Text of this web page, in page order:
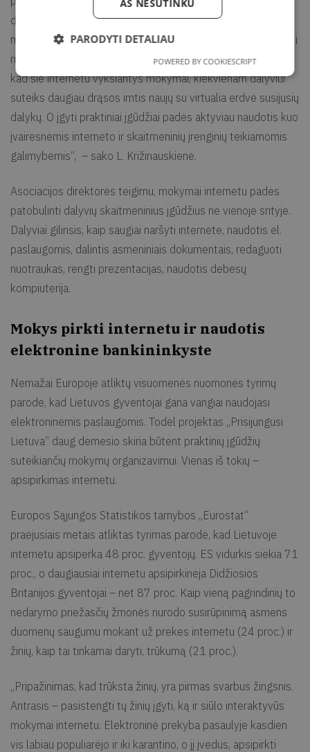
dalyviais bus rūpinamasi taip pat kaip tiesioginių mokymų
metu. Dalyviai matys lektorių ekrane, turės galimybę užduoti
rūpimų klausimų, bendrauti su kitais kursų dalyviais. Tikime,
kad šie internetu vyksiantys mokymai, kiekvienam dalyviui
suteiks daugiau drąsos imtis naujų su virtualia erdve susijusių
dalykų. O įgyti praktiniai įgūdžiai padės aktyviau naudotis kuo
įvairesnėmis interneto ir skaitmeninių įrenginių teikiamomis
galimybėmis“, – sako L. Križinauskienė.
Asociacijos direktorės teigimu, mokymai internetu padės
patobulinti dalyvių skaitmeninius įgūdžius ne vienoje srityje.
Dalyviai gilinsis, kaip saugiai naršyti internete, naudotis el.
paslaugomis, dalintis asmeniniais dokumentais, redaguoti
nuotraukas, rengti prezentacijas, naudotis debesų
kompiuterija.
Mokys pirkti internetu ir naudotis
elektronine bankininkyste
Nemažai Europoje atliktų visuomenės nuomonės tyrimų
parodė, kad Lietuvos gyventojai gana vangiai naudojasi
elektroninėmis paslaugomis. Todėl projektas „Prisijungusi
Lietuva“ daug dėmesio skiria būtent praktinių įgūdžių
suteikiančių mokymų organizavimui. Vienas iš tokių –
apsipirkimas internetu.
Europos Sąjungos Statistikos tarnybos „Eurostat“
praėjusiais metais atliktas tyrimas parodė, kad Lietuvoje
internetu apsiperka 48 proc. gyventojų. ES vidurkis siekia 71
proc., o daugiausiai internetu apsipirkinėja Didžiosios
Britanijos gyventojai – net 87 proc. Kaip vieną pagrindinių to
nedarymo priežasčių žmonės nurodo susirūpinimą asmens
duomenų saugumu mokant už prekes internetu (24 proc.) ir
žinių, kaip tai tinkamai daryti, trūkumą (21 proc.).
„Pripažinimas, kad trūksta žinių, yra pirmas svarbus žingsnis.
Antrasis – pasistengti tų žinių įgyti, ką ir siūlo interaktyvūs
mokymai internetu. Elektroninė prekyba pasaulyje kasdien
vis labiau populiarėjo ir iki karantino, o jį įvedus, apsipirkti
AŠ NESUTINKU
PARODYTI DETALIAU
POWERED BY COOKIESCRIPT